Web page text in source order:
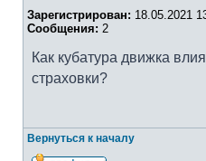
Зарегистрирован: 18.05.2021
Сообщения: 2
Как кубатура движка
страховки?
Вернуться к началу